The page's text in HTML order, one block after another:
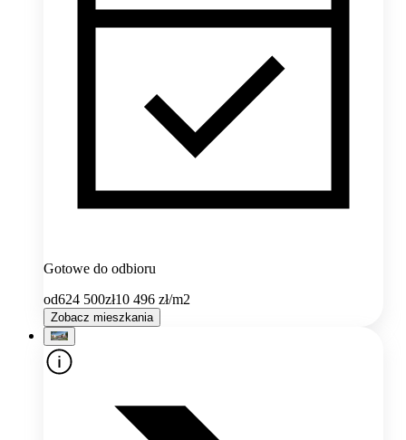
Gotowe do odbioru
od624 500zł10 496 zł/m2
Zobacz mieszkania